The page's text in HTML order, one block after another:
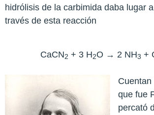
hidrólisis de la carbimida daba lugar
través de esta reacción
CaCN2 + 3 H2O → 2 NH3 +
que fue
percató